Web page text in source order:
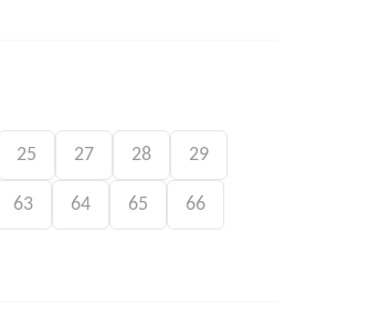
25 27 28 29
63 64 65 66